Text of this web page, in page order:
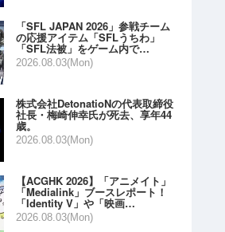
「SFL JAPAN 2026」参戦チーム
の応援アイテム「SFLうちわ」
「SFL法被」をゲーム内で…
2026.08.03(Mon)
株式会社DetonatioNの代表取締役
社長・梅崎伸幸氏が死去、享年44
歳。
2026.08.03(Mon)
【ACGHK 2026】「アニメイト」
「Medialink」ブースレポート！
「Identity V」や「映画…
2026.08.03(Mon)